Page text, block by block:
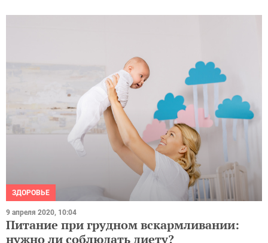
ЗДОРОВЬЕ
9 апреля 2020, 10:04
Питание при грудном вскармливании:
нужно ли соблюдать диету?